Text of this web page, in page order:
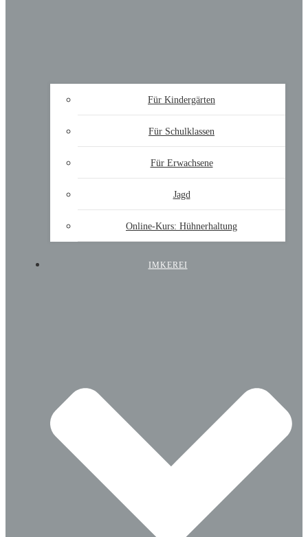
Für Kindergärten
Für Schulklassen
Für Erwachsene
Jagd
Online-Kurs: Hühnerhaltung
IMKEREI